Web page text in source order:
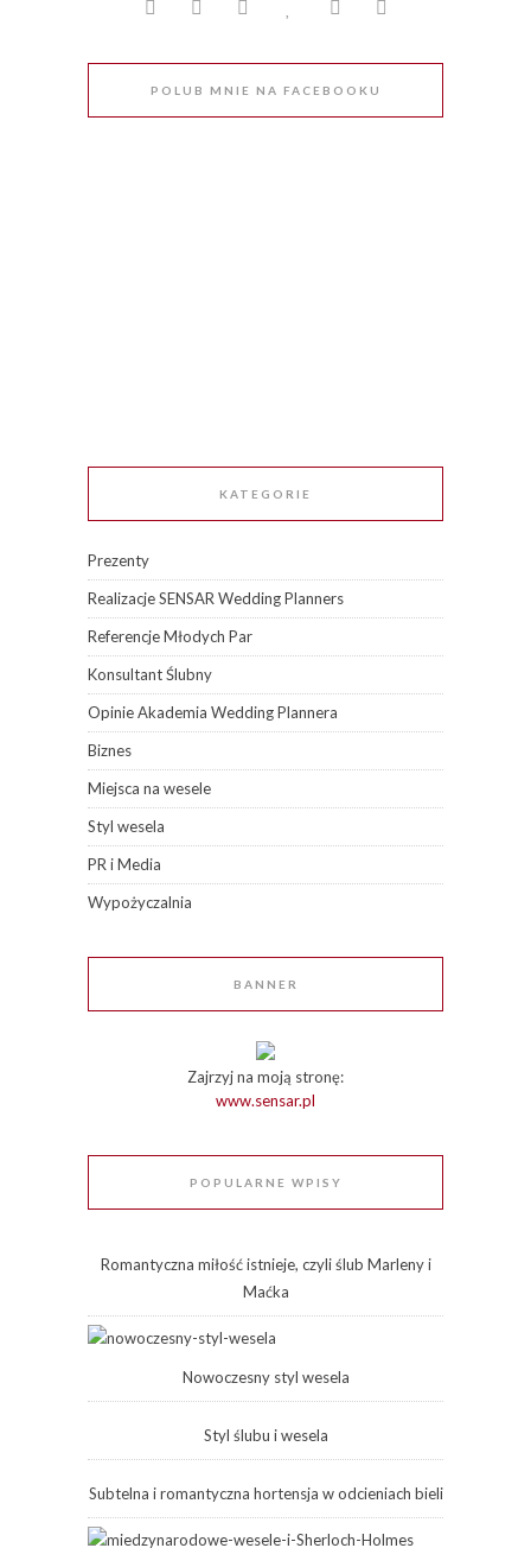
POLUB MNIE NA FACEBOOKU
KATEGORIE
Prezenty
Realizacje SENSAR Wedding Planners
Referencje Młodych Par
Konsultant Ślubny
Opinie Akademia Wedding Plannera
Biznes
Miejsca na wesele
Styl wesela
PR i Media
Wypożyczalnia
BANNER
Zajrzyj na moją stronę:
www.sensar.pl
POPULARNE WPISY
Romantyczna miłość istnieje, czyli ślub Marleny i
Maćka
Nowoczesny styl wesela
Styl ślubu i wesela
Subtelna i romantyczna hortensja w odcieniach bieli